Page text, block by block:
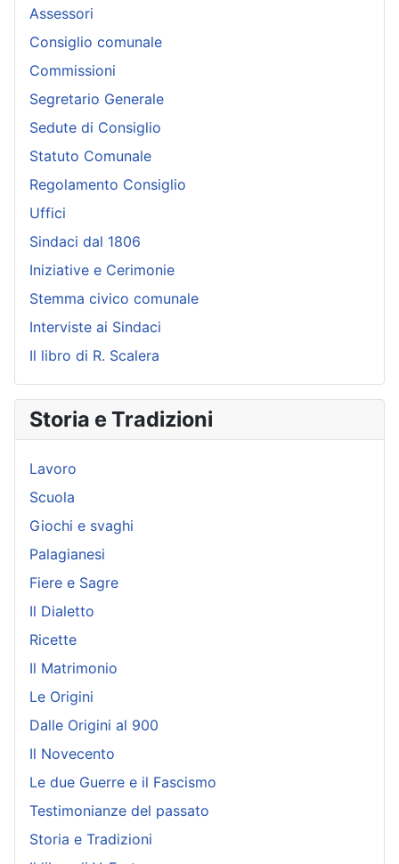
Assessori
Consiglio comunale
Commissioni
Segretario Generale
Sedute di Consiglio
Statuto Comunale
Regolamento Consiglio
Uffici
Sindaci dal 1806
Iniziative e Cerimonie
Stemma civico comunale
Interviste ai Sindaci
Il libro di R. Scalera
Storia e Tradizioni
Lavoro
Scuola
Giochi e svaghi
Palagianesi
Fiere e Sagre
Il Dialetto
Ricette
Il Matrimonio
Le Origini
Dalle Origini al 900
Il Novecento
Le due Guerre e il Fascismo
Testimonianze del passato
Storia e Tradizioni